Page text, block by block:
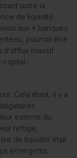
outre la
de liquidité.
aux « banques
pourrait être
massif
capital-
Cela étant, il y a
externe du
refuge,
de liquidité était
émergents